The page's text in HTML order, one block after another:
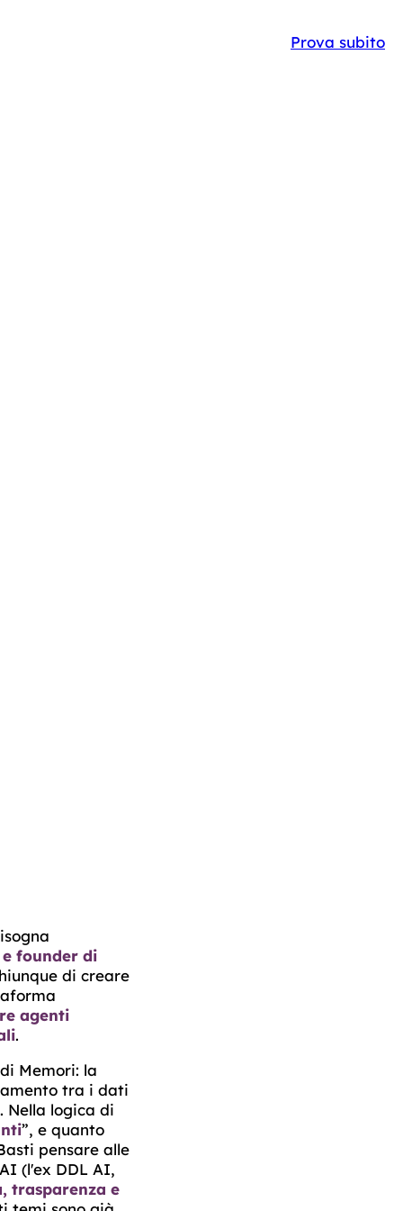
Prova subito
e founder di
di creare
agenti
.
Memori: la
tra i dati
Nella logica di
”, e quanto
pensare alle
(l'ex DDL AI,
trasparenza e